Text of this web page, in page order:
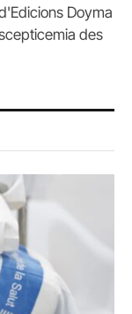
Doyma
des